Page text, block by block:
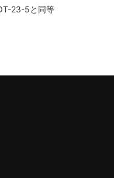
23-5と同等